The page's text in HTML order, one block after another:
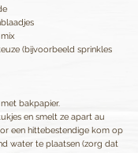
(bijvoorbeeld sprinkles
bakpapier.
en smelt ze apart au
een hittebestendige kom op
water te plaatsen (zorg dat